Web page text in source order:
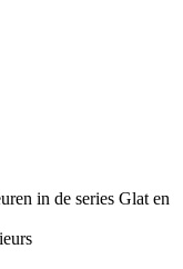
in de series Glat en